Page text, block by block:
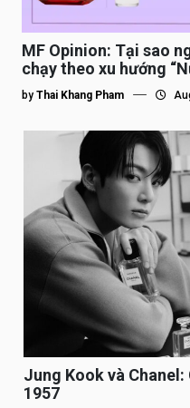
MF Opinion: Tại sao
chạy theo xu hướng
by Thai Khang Pham
Jung Kook và
1957